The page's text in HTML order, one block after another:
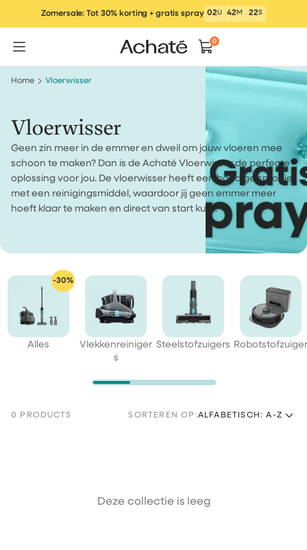
inhoud
Zomersale: Tot 30% korting + gratis spray 02U 42M 22S
0
Home Vloerwisser
Vloerwisser
Geen zin meer in de emmer en dweil om jouw vloeren mee
schoon te maken? Dan is de Achaté Vloerwisser de perfecte
oplossing voor jou. De vloerwisser heeft een handige sproeier
met een reinigingsmiddel, waardoor jij geen emmer meer
hoeft klaar te maken en direct van start kunt.
-30%
Alles
Vlekkenreiniger
s
Steelstofzuigers Robotstofzuiger
0 PRODUCTS SORTEREN OP:ALFABETISCH: A-Z
Deze collectie is leeg